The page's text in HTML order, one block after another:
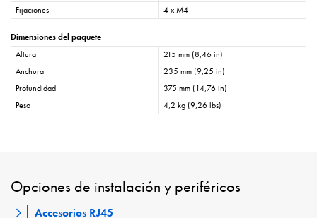
Fijaciones
4 x M4
Dimensiones del paquete
Altura
215 mm (8,46 in)
Anchura
235 mm (9,25 in)
Profundidad
375 mm (14,76 in)
Peso
4,2 kg (9,26 lbs)
Opciones de instalación y periféricos
Accesorios RJ45